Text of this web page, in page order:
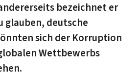
bezeichnet er
glauben, deutsche
sich der Korruption
Wettbewerbs